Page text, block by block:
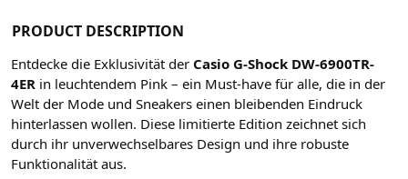
PRODUCT DESCRIPTION
Entdecke die Exklusivität der Casio G-Shock DW-6900TR-
4ER in leuchtendem Pink – ein Must-have für alle, die in der
Welt der Mode und Sneakers einen bleibenden Eindruck
hinterlassen wollen. Diese limitierte Edition zeichnet sich
durch ihr unverwechselbares Design und ihre robuste
Funktionalität aus.